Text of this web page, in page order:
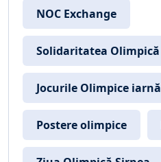
NOC Exchange
Solidaritatea Olimpică
Jocurile Olimpice iarnă
Postere olimpice